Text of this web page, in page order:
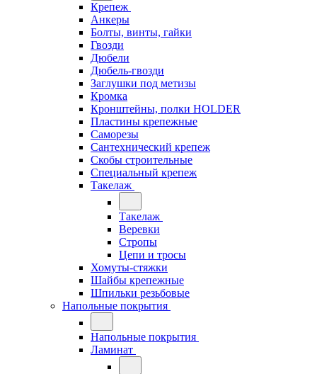
Крепеж
Анкеры
Болты, винты, гайки
Гвозди
Дюбели
Дюбель-гвозди
Заглушки под метизы
Кромка
Кронштейны, полки НОLDER
Пластины крепежные
Саморезы
Сантехнический крепеж
Скобы строительные
Специальный крепеж
Такелаж
Такелаж
Веревки
Стропы
Цепи и тросы
Хомуты-стяжки
Шайбы крепежные
Шпильки резьбовые
Напольные покрытия
Напольные покрытия
Ламинат